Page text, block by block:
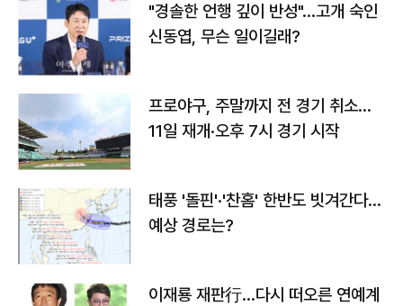
"경솔한 언행 깊이 반성"…고개 숙인
신동엽, 무슨 일이길래?
프로야구, 주말까지 전 경기 취소…
11일 재개·오후 7시 경기 시작
태풍 '돌핀'·'찬홈' 한반도 빗겨간다…
예상 경로는?
이재룡 재판行…다시 떠오른 연예계